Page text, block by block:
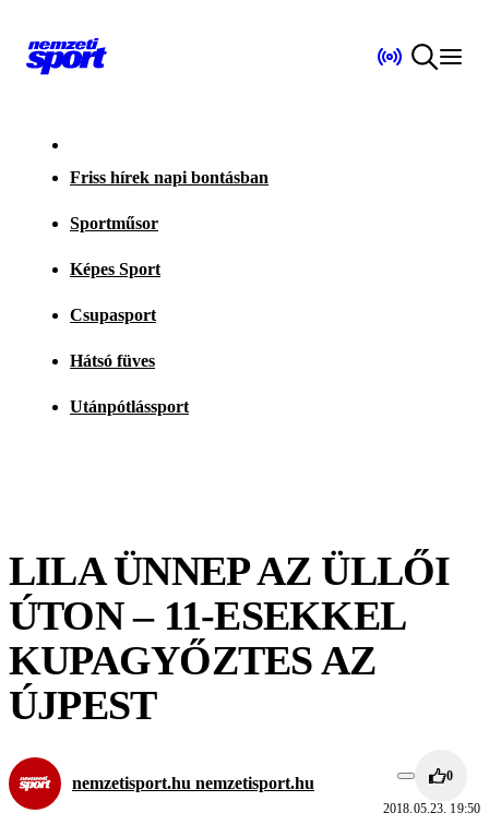
Friss hírek napi bontásban
Sportműsor
Képes Sport
Csupasport
Hátsó füves
Utánpótlássport
LILA ÜNNEP AZ ÜLLŐI
ÚTON – 11-ESEKKEL
KUPAGYŐZTES AZ
ÚJPEST
nemzetisport.hu nemzetisport.hu 0
2018.05.23. 19:50